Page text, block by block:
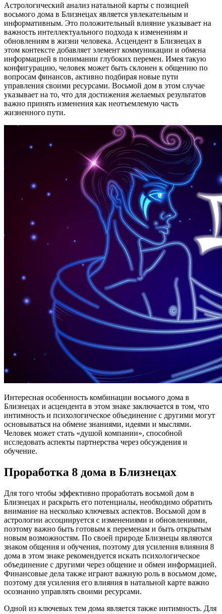
Астрологический анализ натальной карты с позицией
восьмого дома в Близнецах является увлекательным и
информативным. Это положительный влияние указывает на
важность интеллектуального подхода к изменениям и
обновлениям в жизни человека. Асцендент в Близнецах в
этом контексте добавляет элемент коммуникации и обмена
информацией в понимании глубоких перемен. Имея такую
конфигурацию, человек может быть склонен к общению по
вопросам финансов, активно подбирая новые пути
управления своими ресурсами. Восьмой дом в этом случае
указывает на то, что для достижения желаемых результатов
важно принять изменения как неотъемлемую часть
жизненного пути.
Интересная особенность комбинации восьмого дома в
Близнецах и асцендента в этом знаке заключается в том, что
интимность и психологическое объединение с другими могут
основываться на обмене знаниями, идеями и мыслями.
Человек может стать «душой компании», способной
исследовать аспекты партнерства через обсуждения и
обучение.
Проработка 8 дома в Близнецах
Для того чтобы эффективно проработать восьмой дом в
Близнецах и раскрыть его потенциалы, необходимо обратить
внимание на несколько ключевых аспектов. Восьмой дом в
астрологии ассоциируется с изменениями и обновлениями,
поэтому важно быть готовым к переменам и быть открытым
новым возможностям. По своей природе Близнецы являются
знаком общения и обучения, поэтому для усиления влияния 8
дома в этом знаке рекомендуется искать психологическое
объединение с другими через общение и обмен информацией.
Финансовые дела также играют важную роль в восьмом доме,
поэтому для усиления его влияния в натальной карте важно
осознанно управлять своими ресурсами.
Одной из ключевых тем дома является также интимность. Для